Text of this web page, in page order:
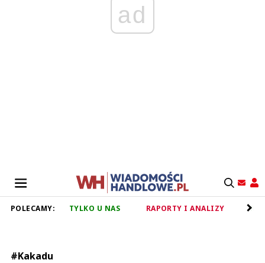
ad
POLECAMY: TYLKO U NAS RAPORTY I ANALIZY
#Kakadu